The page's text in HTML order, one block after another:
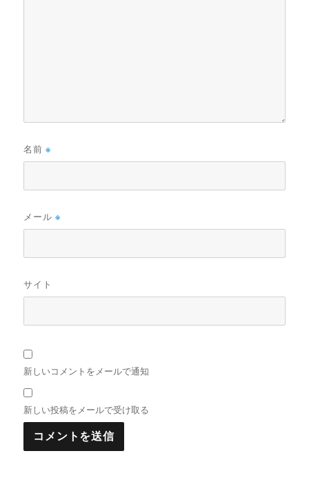
名前※
メール※
サイト
新しいコメントをメールで通知
新しい投稿をメールで受け取る